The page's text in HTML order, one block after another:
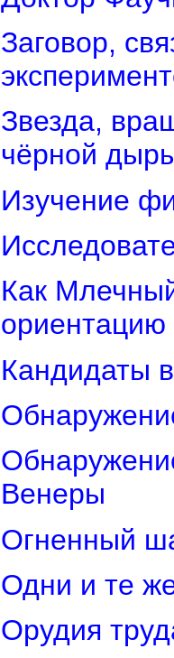
Заговор,
Звезда,
чёрной
Изучение
Как
ориентацию
Кандидаты
Венеры
Огненный
Одни и те
Орудия